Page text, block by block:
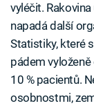
vyléčit.
napadá další
Statistiky, které
pádem
10 % pacientů.
osobnostmi,